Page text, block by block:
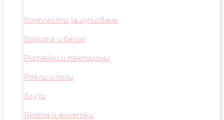
Комплекти за изписване
Бодита и бельо
Ританки и панталони
Рокли и поли
Блузи
Якета и жилетки